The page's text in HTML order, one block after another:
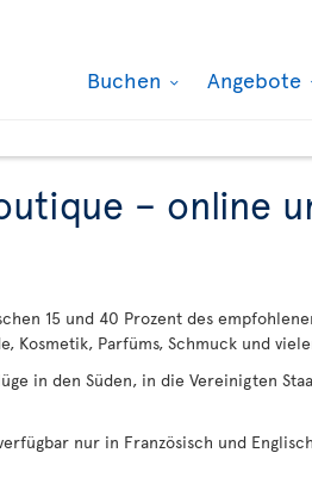
Buchen Angebote
– online
15 und 40 Prozent des
Kosmetik, Parfüms, Schmuck und
in den Süden, in die Vereinigten
nur in Französisch und